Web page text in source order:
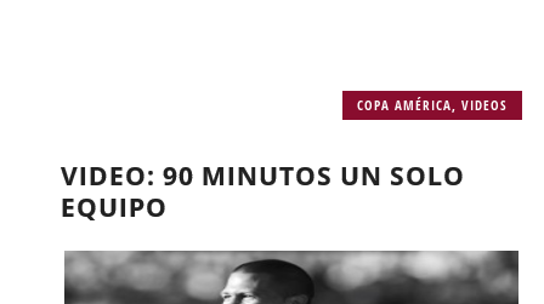
COPA AMÉRICA ,VIDEOS
VIDEO: 90 MINUTOS UN SOLO
EQUIPO